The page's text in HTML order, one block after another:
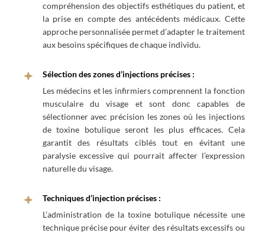
compréhension des objectifs esthétiques du patient, et
la prise en compte des antécédents médicaux. Cette
approche personnalisée permet d’adapter le traitement
aux besoins spécifiques de chaque individu.
Sélection des zones d’injections précises :
Les médecins et les infirmiers comprennent la fonction
musculaire du visage et sont donc capables de
sélectionner avec précision les zones où les injections
de toxine botulique seront les plus efficaces. Cela
garantit des résultats ciblés tout en évitant une
paralysie excessive qui pourrait affecter l’expression
naturelle du visage.
Techniques d’injection précises :
L’administration de la toxine botulique nécessite une
technique précise pour éviter des résultats excessifs ou